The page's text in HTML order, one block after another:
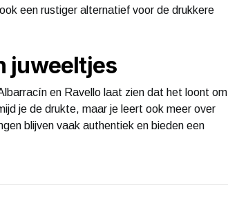
een rustiger alternatief voor de drukkere
juweeltjes
en Ravello laat zien dat het loont om
je de drukte, maar je leert ook meer over
blijven vaak authentiek en bieden een